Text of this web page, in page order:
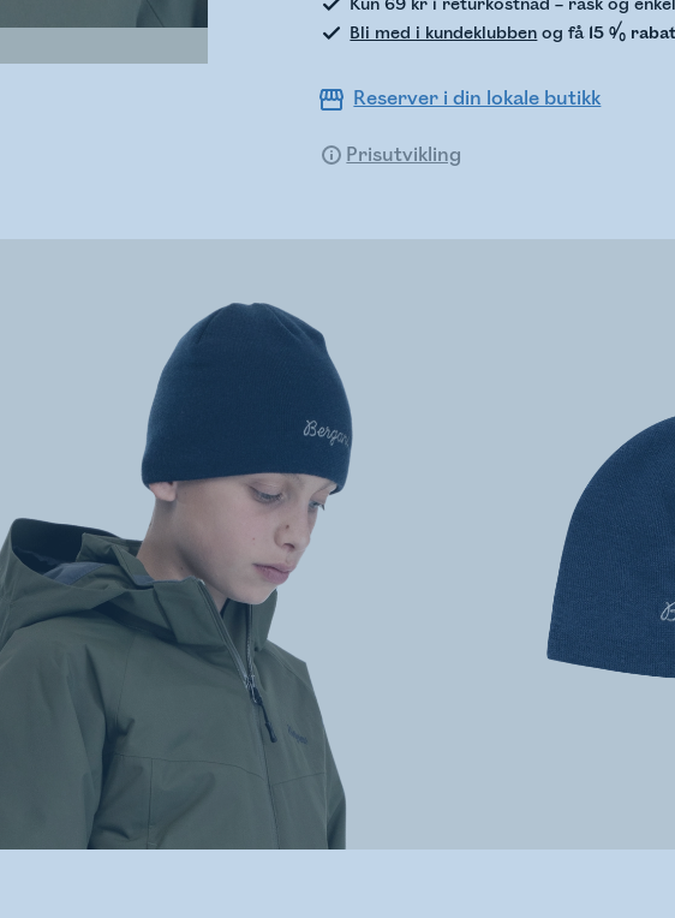
Kun 69 kr i returkostnad – rask og
Bli med i kundeklubben og få 15 %
Reserver i din lokale butikk
Prisutvikling